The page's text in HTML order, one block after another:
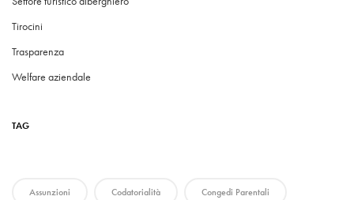
Tirocini
Trasparenza
Welfare aziendale
TAG
Assunzioni Codatorialità Congedi Parentali